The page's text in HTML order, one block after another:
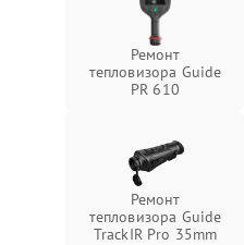
Ремонт
тепловизора Guide
PR 610
Ремонт
тепловизора Guide
TrackIR Pro 35mm